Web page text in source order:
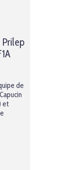
Prilep
de
et